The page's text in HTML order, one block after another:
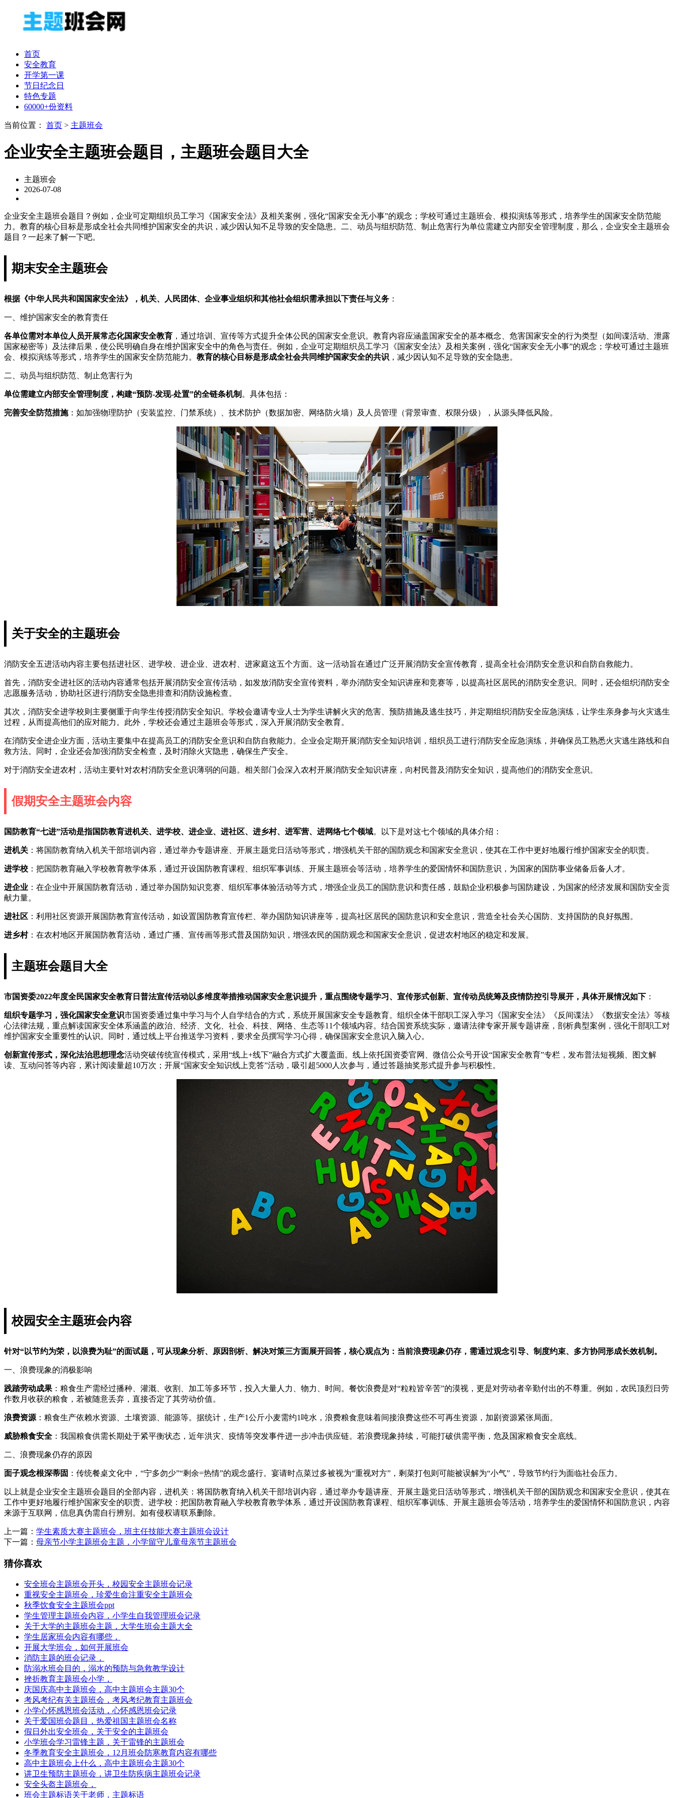
首页
安全教育
开学第一课
节日纪念日
特色专题
60000+份资料
当前位置： 首页 > 主题班会
企业安全主题班会题目，主题班会题目大全
主题班会
2026-07-08
企业安全主题班会题目？例如，企业可定期组织员工学习《国家安全法》及相关案例，强化“国家安全无小事”的观念；学校可通过主题班会、模拟演练等形式，培养学生的国家安全防范能
力。教育的核心目标是形成全社会共同维护国家安全的共识，减少因认知不足导致的安全隐患。二、动员与组织防范、制止危害行为单位需建立内部安全管理制度，那么，企业安全主题班会
题目？一起来了解一下吧。
期末安全主题班会
根据《中华人民共和国国家安全法》，机关、人民团体、企业事业组织和其他社会组织需承担以下责任与义务 ：
一、维护国家安全的教育责任
各单位需对本单位人员开展常态化国家安全教育 ，通过培训、宣传等方式提升全体公民的国家安全意识。教育内容应涵盖国家安全的基本概念、危害国家安全的行为类型（如间谍活动、泄露
国家秘密等）及法律后果，使公民明确自身在维护国家安全中的角色与责任。例如，企业可定期组织员工学习《国家安全法》及相关案例，强化“国家安全无小事”的观念；学校可通过主题班
会、模拟演练等形式，培养学生的国家安全防范能力。 教育的核心目标是形成全社会共同维护国家安全的共识 ，减少因认知不足导致的安全隐患。
二、动员与组织防范、制止危害行为
单位需建立内部安全管理制度，构建“预防-发现-处置”的全链条机制 。具体包括：
完善安全防范措施：如加强物理防护（安装监控、门禁系统）、技术防护（数据加密、网络防火墙）及人员管理（背景审查、权限分级），从源头降低风险。
关于安全的主题班会
消防安全五进活动内容主要包括进社区、进学校、进企业、进农村、进家庭这五个方面。这一活动旨在通过广泛开展消防安全宣传教育，提高全社会消防安全意识和自防自救能力。
首先，消防安全进社区的活动内容通常包括开展消防安全宣传活动，如发放消防安全宣传资料，举办消防安全知识讲座和竞赛等，以提高社区居民的消防安全意识。同时，还会组织消防安全
志愿服务活动，协助社区进行消防安全隐患排查和消防设施检查。
其次，消防安全进学校则主要侧重于向学生传授消防安全知识。学校会邀请专业人士为学生讲解火灾的危害、预防措施及逃生技巧，并定期组织消防安全应急演练，让学生亲身参与火灾逃生
过程，从而提高他们的应对能力。此外，学校还会通过主题班会等形式，深入开展消防安全教育。
在消防安全进企业方面，活动主要集中在提高员工的消防安全意识和自防自救能力。企业会定期开展消防安全知识培训，组织员工进行消防安全应急演练，并确保员工熟悉火灾逃生路线和自
救方法。同时，企业还会加强消防安全检查，及时消除火灾隐患，确保生产安全。
对于消防安全进农村，活动主要针对农村消防安全意识薄弱的问题。相关部门会深入农村开展消防安全知识讲座，向村民普及消防安全知识，提高他们的消防安全意识。
假期安全主题班会内容
国防教育“七进”活动是指国防教育进机关、进学校、进企业、进社区、进乡村、进军营、进网络七个领域。以下是对这七个领域的具体介绍：
进机关 ：将国防教育纳入机关干部培训内容，通过举办专题讲座、开展主题党日活动等形式，增强机关干部的国防观念和国家安全意识，使其在工作中更好地履行维护国家安全的职责。
进学校 ：把国防教育融入学校教育教学体系，通过开设国防教育课程、组织军事训练、开展主题班会等活动，培养学生的爱国情怀和国防意识，为国家的国防事业储备后备人才。
进企业 ：在企业中开展国防教育活动，通过举办国防知识竞赛、组织军事体验活动等方式，增强企业员工的国防意识和责任感，鼓励企业积极参与国防建设，为国家的经济发展和国防安全贡
献力量。
进社区 ：利用社区资源开展国防教育宣传活动，如设置国防教育宣传栏、举办国防知识讲座等，提高社区居民的国防意识和安全意识，营造全社会关心国防、支持国防的良好氛围。
进乡村：在农村地区开展国防教育活动，通过广播、宣传画等形式普及国防知识，增强农民的国防观念和国家安全意识，促进农村地区的稳定和发展。
主题班会题目大全
市国资委2022年度全民国家安全教育日普法宣传活动以多维度举措推动国家安全意识提升，重点围绕专题学习、宣传形式创新、宣传动员统筹及疫情防控引导展开，具体开展情况如下 ：
组织专题学习，强化国家安全意识市国资委通过集中学习与个人自学结合的方式，系统开展国家安全专题教育。组织全体干部职工深入学习《国家安全法》《反间谍法》《数据安全法》等核
心法律法规，重点解读国家安全体系涵盖的政治、经济、文化、社会、科技、网络、生态等11个领域内容。结合国资系统实际，邀请法律专家开展专题讲座，剖析典型案例，强化干部职工对
维护国家安全重要性的认识。同时，通过线上平台推送学习资料，要求全员撰写学习心得，确保国家安全意识入脑入心。
创新宣传形式，深化法治思想理念活动突破传统宣传模式，采用“线上+线下”融合方式扩大覆盖面。线上依托国资委官网、微信公众号开设“国家安全教育”专栏，发布普法短视频、图文解
读、互动问答等内容，累计阅读量超10万次；开展“国家安全知识线上竞答”活动，吸引超5000人次参与，通过答题抽奖形式提升参与积极性。
校园安全主题班会内容
针对“以节约为荣，以浪费为耻”的面试题，可从现象分析、原因剖析、解决对策三方面展开回答，核心观点为：当前浪费现象仍存，需通过观念引导、制度约束、多方协同形成长效机制。
一、浪费现象的消极影响
践踏劳动成果 ：粮食生产需经过播种、灌溉、收割、加工等多环节，投入大量人力、物力、时间。餐饮浪费是对“粒粒皆辛苦”的漠视，更是对劳动者辛勤付出的不尊重。例如，农民顶烈日劳
作数月收获的粮食，若被随意丢弃，直接否定了其劳动价值。
浪费资源 ：粮食生产依赖水资源、土壤资源、能源等。据统计，生产1公斤小麦需约1吨水，浪费粮食意味着间接浪费这些不可再生资源，加剧资源紧张局面。
威胁粮食安全 ：我国粮食供需长期处于紧平衡状态，近年洪灾、疫情等突发事件进一步冲击供应链。若浪费现象持续，可能打破供需平衡，危及国家粮食安全底线。
二、浪费现象仍存的原因
面子观念根深蒂固 ：传统餐桌文化中，“宁多勿少”“剩余=热情”的观念盛行。宴请时点菜过多被视为“重视对方”，剩菜打包则可能被误解为“小气”，导致节约行为面临社会压力。
以上就是企业安全主题班会题目的全部内容，进机关：将国防教育纳入机关干部培训内容，通过举办专题讲座、开展主题党日活动等形式，增强机关干部的国防观念和国家安全意识，使其在
工作中更好地履行维护国家安全的职责。进学校：把国防教育融入学校教育教学体系，通过开设国防教育课程、组织军事训练、开展主题班会等活动，培养学生的爱国情怀和国防意识，内容
来源于互联网，信息真伪需自行辨别。如有侵权请联系删除。
上一篇： 学生素质大赛主题班会，班主任技能大赛主题班会设计
下一篇： 母亲节小学主题班会主题，小学留守儿童母亲节主题班会
猜你喜欢
安全班会主题班会开头，校园安全主题班会记录
重视安全主题班会，珍爱生命注重安全主题班会
秋季饮食安全主题班会ppt
学生管理主题班会内容，小学生自我管理班会记录
关于大学的主题班会主题，大学生班会主题大全
学生居家班会内容有哪些，
开展大学班会，如何开展班会
消防主题的班会记录，
防溺水班会目的，溺水的预防与急救教学设计
挫折教育主题班会小学，
庆国庆高中主题班会，高中主题班会主题30个
考风考纪有关主题班会，考风考纪教育主题班会
小学心怀感恩班会活动，心怀感恩班会记录
关于爱国班会题目，热爱祖国主题班会名称
假日外出安全班会，关于安全的主题班会
小学班会学习雷锋主题，关于雷锋的主题班会
冬季教育安全主题班会，12月班会防寒教育内容有哪些
高中主题班会上什么，高中主题班会主题30个
讲卫生预防主题班会，讲卫生防疾病主题班会记录
安全头盔主题班会，
班会主题标语关于老师，主题标语